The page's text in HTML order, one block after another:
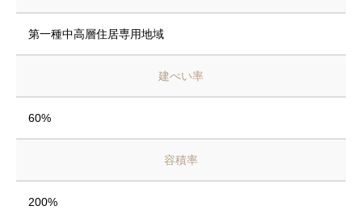
第一種中高層住居専用地域
建ぺい率
60%
容積率
200%